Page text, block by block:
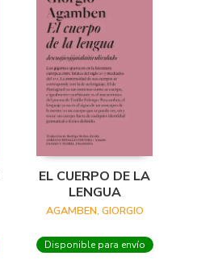
EL CUERPO DE LA
LENGUA
AGAMBEN, GIORGIO
Disponible para envío